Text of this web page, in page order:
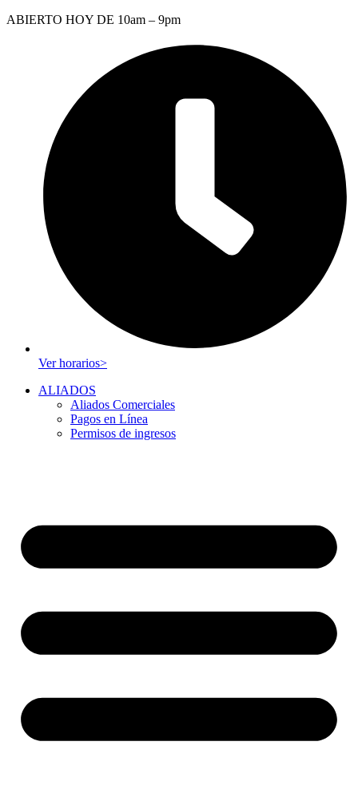
Saltar
ABIERTO HOY DE 10am – 9pm
Ver horarios>
ALIADOS
Aliados Comerciales
Pagos en Línea
Permisos de ingresos